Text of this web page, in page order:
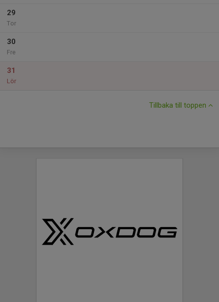
29
Tor
30
Fre
31
Lör
Tillbaka till toppen